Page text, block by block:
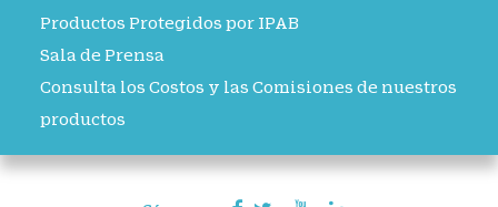
Productos Protegidos por IPAB
Sala de Prensa
Consulta los Costos y las Comisiones de nuestros
productos